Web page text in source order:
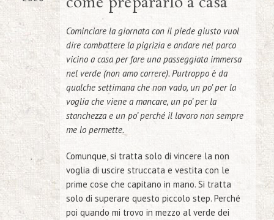
Cominciare la giornata con il piede giusto vuol
dire combattere la pigrizia e andare nel parco
vicino a casa per fare una passeggiata immersa
nel verde (non amo correre). Purtroppo è da
qualche settimana che non vado, un po’ per la
voglia che viene a mancare, un po’ per la
stanchezza e un po’ perché il lavoro non sempre
me lo permette.
Comunque, si tratta solo di vincere la non
voglia di uscire struccata e vestita con le
prime cose che capitano in mano. Si tratta
solo di superare questo piccolo step. Perché
poi quando mi trovo in mezzo al verde dei